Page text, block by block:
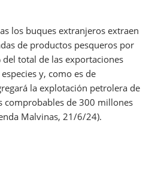
los buques extranjeros extraen
de productos pesqueros por
total de las exportaciones
y, como es de
la explotación petrolera de
comprobables de 300 millones
Malvinas, 21/6/24).